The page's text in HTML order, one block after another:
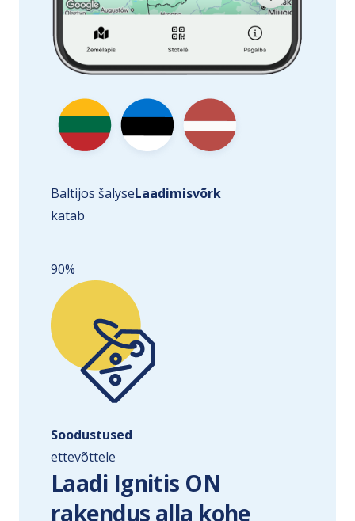
Baltijos šalyseLaadimisvõrk
katab
90%
Soodustused
ettevõttele
Laadi Ignitis ON
rakendus alla kohe